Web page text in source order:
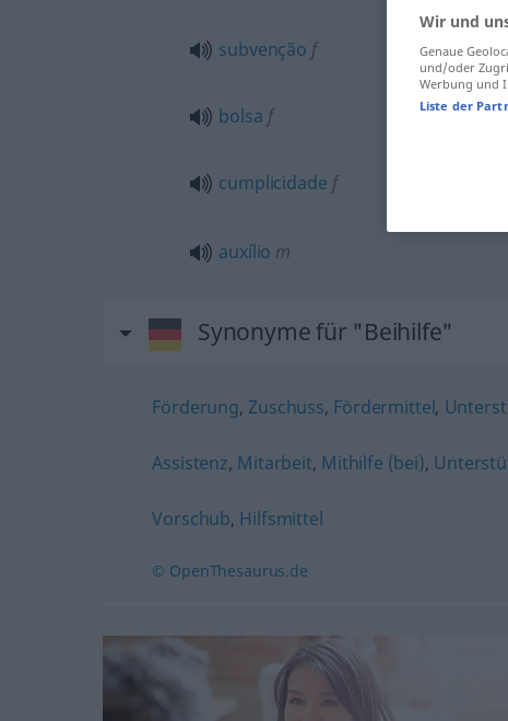
subvenção f
bolsa f
cumplicidade f
auxílio m
Synonyme für "Beihilfe"
Förderung, Zuschuss, Fördermittel,
Assistenz, Mitarbeit, Mithilfe (bei),
Vorschub, Hilfsmittel
© OpenThesaurus.de
Wir und
Genaue
und/oder
Werbung und
Liste der